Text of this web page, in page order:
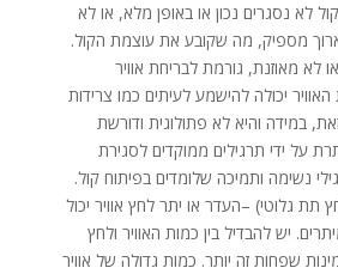
לא נסגרים נכון או באופן מלא, או לא
מספיק, מה שקובע את עוצמת הקול.
לא מאוזנת, גורמת לבריחת אוויר
יכולה להישמע לעיתים כמו צרידות
במידה והיא לא פתולוגית ודורשת
על ידי תרגילים ממוקדים לסגירת
נשימה ותמיכה שלומדים בפיתוח קול.
תת גלוטי) –העדר או יתר לחץ אוויר יכול
יש להבדיל בין כמות האוויר ולחץ
שפחות זה יותר. כמות גדולה של אוויר